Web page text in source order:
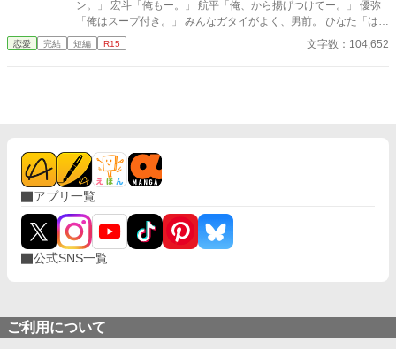
ン。」 宏斗「俺もー。」 航平「俺、から揚げつけてー。」 優弥
「俺はスープ付き。」 みんなガタイがよく、男前。 ひなた「はー
いっ。ちょっと待ってくださいねーっ。」 慌ただしい昼時を過ぎ
ると、私の仕事は終わる。 終わった後、私は行かなきゃいけない
た一人の消防士さんが・・・私に言った。 「俺は太陽がいてもい
い。・・・太陽の『パパ』になる。」 「俺はひなたが好き
だ。・・・絶対振り向かせるから覚悟しとけよ？」 ※お話に出て
くる内容は、全て想像の世界です。現実世界とは何ら関係ありま
せん。 ※感想やコメントは受け付けることができません。 メンタ
ルが薄氷なもので・・・すみません。 言葉も足りませんが読んで
恋愛 完結 短編 R15 文字数：104,652
アプリ一覧
公式SNS一覧
ご利用について